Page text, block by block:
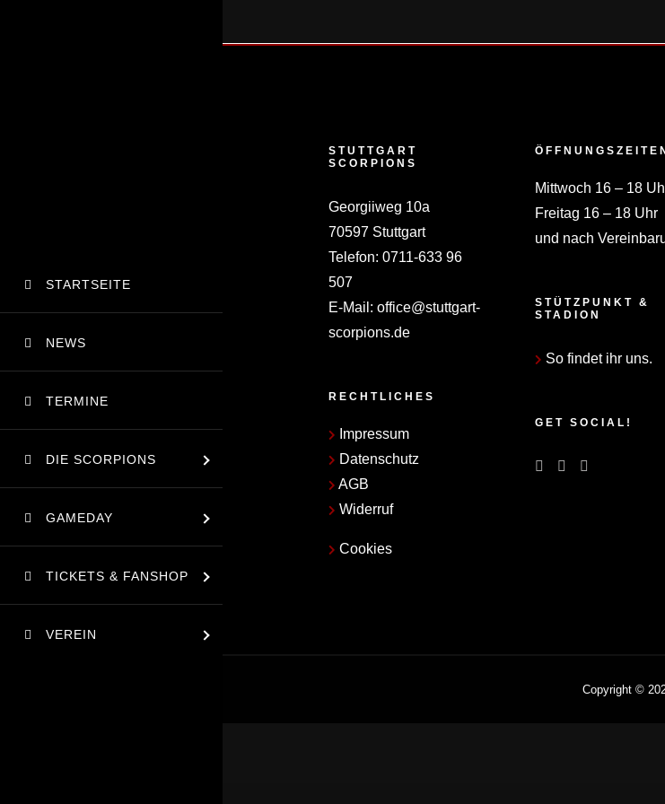
STARTSEITE
NEWS
TERMINE
DIE SCORPIONS
GAMEDAY
TICKETS & FANSHOP
VEREIN
STUTTGART
SCORPIONS
Georgiiweg 10a
70597 Stuttgart
Telefon: 0711-633 96
507
E-Mail: office@stuttgart-
scorpions.de
RECHTLICHES
Impressum
Datenschutz
AGB
Widerruf
Cookies
Mittwoch 16 – 18
Freitag 16 – 18 Uhr
und nach
STÜTZPUNKT &
STADION
So findet ihr uns.
GET SOCIAL!
Copyright ©